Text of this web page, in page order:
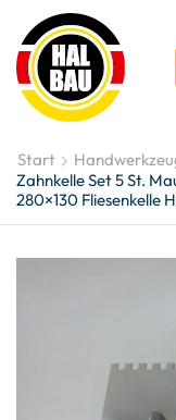
Start
Zahnkelle Set 5 St.
280×130 Fliesenkelle